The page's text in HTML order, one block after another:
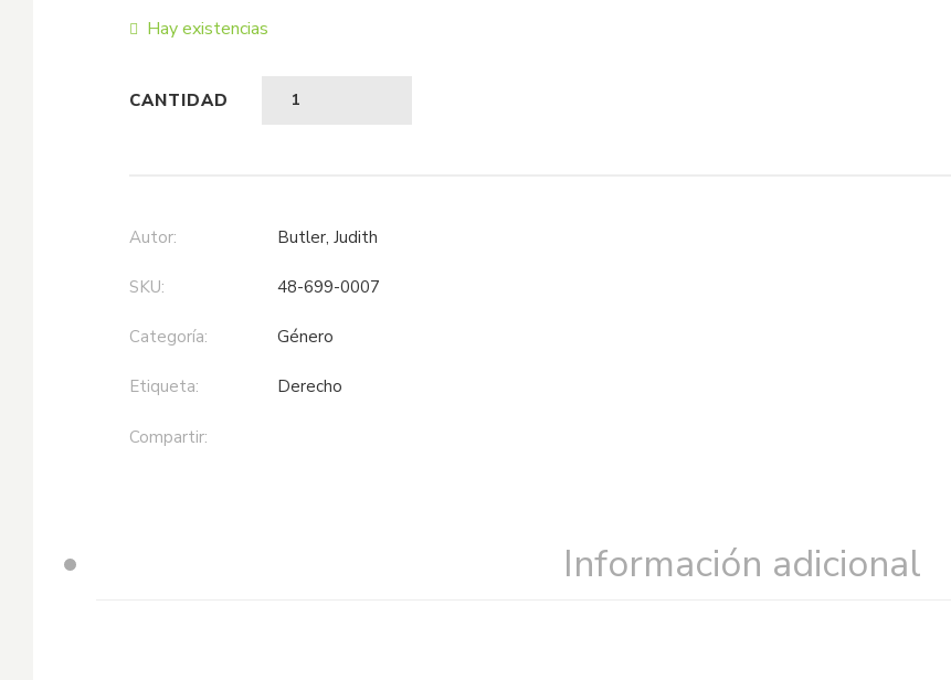
era:
Hay existencias
CANTIDAD
Autor: Butler, Judith
SKU: 48-699-0007
Categoría: género
Etiqueta: derecho
Compartir:
Información adicional